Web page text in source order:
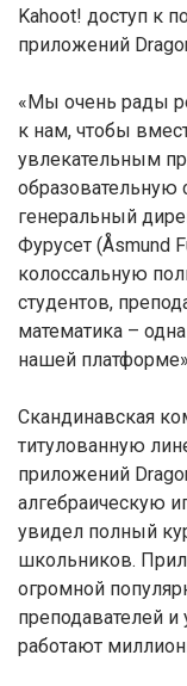
Kahoot! доступ к
приложений
«Мы очень рады
к нам, чтобы
увлекательным
образовательную
генеральный
Фурусет (Åsmund
колоссальную
студентов,
математика –
нашей
Скандинавская
титулованную
приложений
алгебраическую
увидел полный
школьников.
огромной
преподавателей
работают